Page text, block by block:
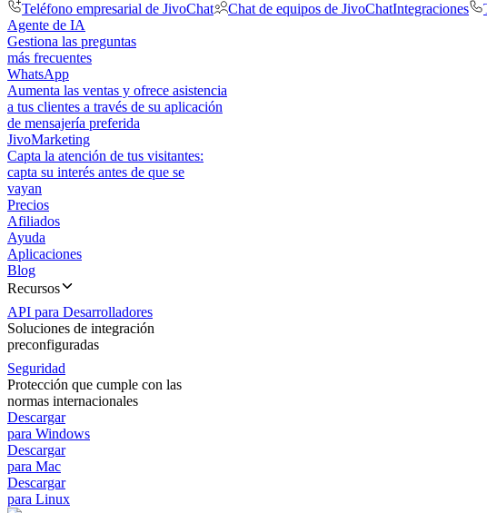
Teléfono empresarial de JivoChat
Chat de equipos de JivoChatIntegraciones
Agente de IA
Gestiona las preguntas
más frecuentes
WhatsApp
Aumenta las ventas y ofrece asistencia
a tus clientes a través de su aplicación
de mensajería preferida
JivoMarketing
Capta la atención de tus visitantes:
capta su interés antes de que se
vayan
Precios
Afiliados
Ayuda
Aplicaciones
Blog
Recursos
API para Desarrolladores
Soluciones de integración
preconfiguradas
Seguridad
Protección que cumple con las
normas internacionales
Descargar
para Windows
Descargar
para Mac
Descargar
para Linux